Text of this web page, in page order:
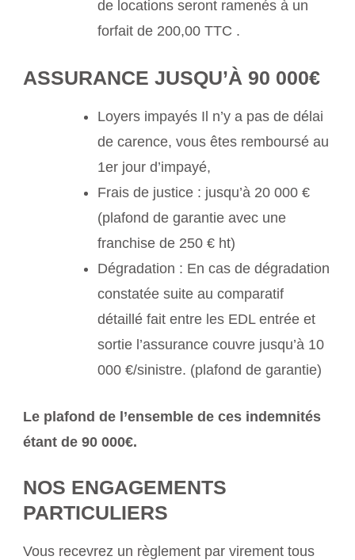
de locations seront ramenés à un
forfait de 200,00 TTC .
ASSURANCE JUSQU’À 90 000€
Loyers impayés Il n’y a pas de délai
de carence, vous êtes remboursé au
1er jour d’impayé,
Frais de justice : jusqu’à 20 000 €
(plafond de garantie avec une
franchise de 250 € ht)
Dégradation : En cas de dégradation
constatée suite au comparatif
détaillé fait entre les EDL entrée et
sortie l’assurance couvre jusqu’à 10
000 €/sinistre. (plafond de garantie)
Le plafond de l’ensemble de ces indemnités
étant de 90 000€.
NOS ENGAGEMENTS
PARTICULIERS
Vous recevrez un règlement par virement tous